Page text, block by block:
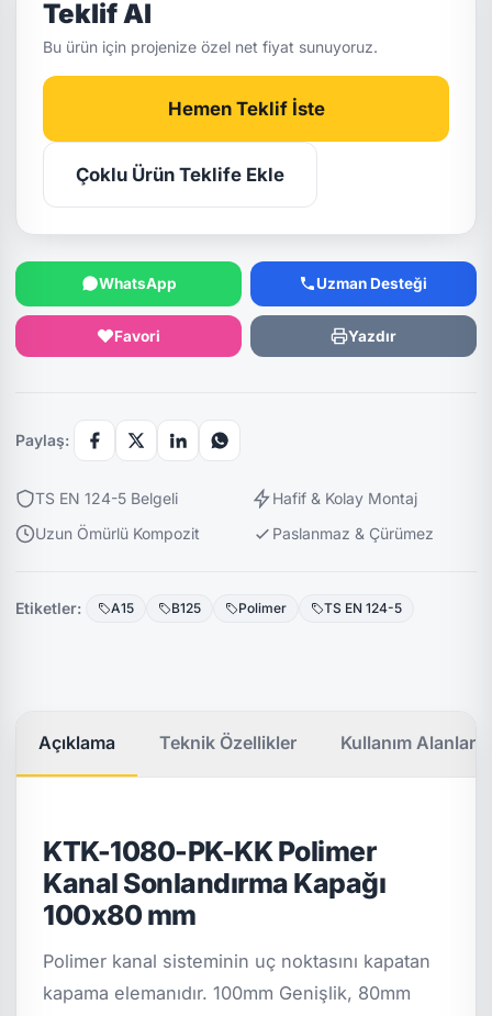
Teklif Al
Bu ürün için projenize özel net fiyat sunuyoruz.
Hemen Teklif İste
Çoklu Ürün Teklife Ekle
WhatsApp Uzman Desteği
Favori Yazdır
Paylaş:
TS EN 124-5 Belgeli
Hafif & Kolay Montaj
Uzun Ömürlü Kompozit
Paslanmaz & Çürümez
Etiketler: A15 B125 Polimer TS EN 124-5
Açıklama Teknik Özellikler Kullanım Alanları
KTK-1080-PK-KK Polimer
Kanal Sonlandırma Kapağı
100x80 mm
Polimer kanal sisteminin uç noktasını kapatan
kapama elemanıdır. 100mm Genişlik, 80mm